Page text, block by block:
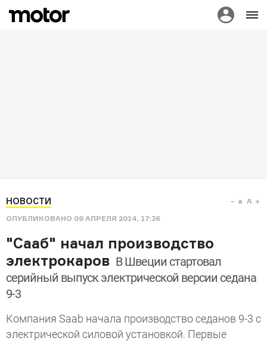
НОВОСТИ
ОПУБЛИКОВАНО 09 АПРЕЛЯ 2014, 17:36
a A
"Сааб" начал производство
электрокаров В Швеции стартовал
серийный выпуск электрической версии седана
9-3
Компания Saab начала производство седанов 9-3 c
электрической силовой установкой. Первые